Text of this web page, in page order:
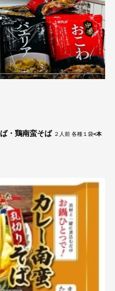
・鶏南蛮そば ２人前 各種１袋<本